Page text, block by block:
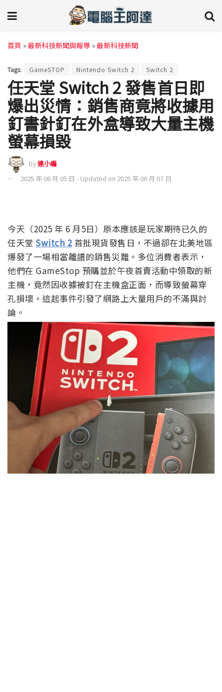
首頁 »最新科技新聞與報導 »最新科技新聞
Tags: GameSTOP Nintendo Switch 2 Switch 2
任天堂 Switch 2 發售首日即
爆出災情：銷售商竟將收據用
釘書針釘在外盒導致大量主機
螢幕損毀
by達小編
2025 年 06 月 05 日 - Updated on 2025 年 06 月 07 日
今天（2025 年 6 月5日）原本應該是玩家期待已久的
任天堂 Switch 2首批現貨發售日，不過卻在北美地區
爆發了一場相當離譜的銷售災難。多位消費者表示，
他們在 GameStop 預購並於午夜首賣活動中領取的新
主機，竟然因收據被釘在主機盒正面，而導致螢幕穿
孔損壞。這起事件引發了網路上大量用戶的不滿與討
論。